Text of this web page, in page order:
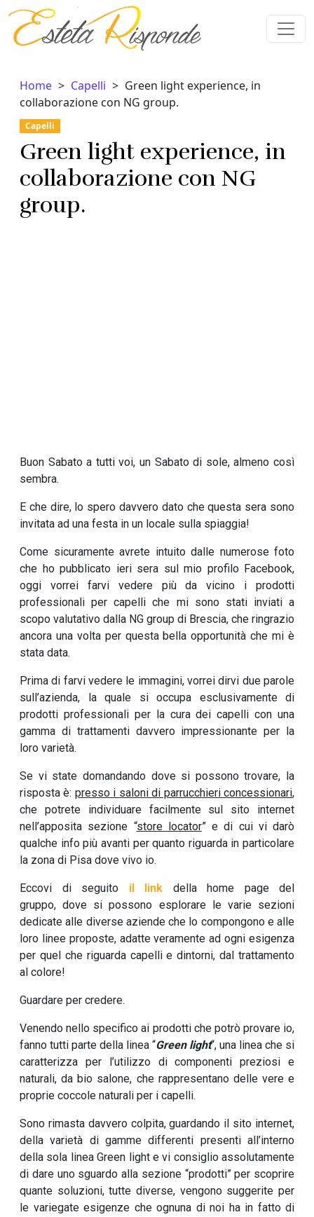
Vai al contenuto
Home Capelli
Green light experience, in
collaborazione con NG group.
Capelli
Green light experience, in
collaborazione con NG
group.
Buon Sabato a tutti voi, un Sabato di sole, almeno così
sembra.
E che dire, lo spero davvero dato che questa sera sono
invitata ad una festa in un locale sulla spiaggia!
Come sicuramente avrete intuito dalle numerose foto
che ho pubblicato ieri sera sul mio profilo Facebook,
oggi vorrei farvi vedere più da vicino i prodotti
professionali per capelli che mi sono stati inviati a
scopo valutativo dalla NG group di Brescia, che ringrazio
ancora una volta per questa bella opportunità che mi è
stata data.
Prima di farvi vedere le immagini, vorrei dirvi due parole
sull’azienda, la quale si occupa esclusivamente di
prodotti professionali per la cura dei capelli con una
gamma di trattamenti davvero impressionante per la
loro varietà.
Se vi state domandando dove si possono trovare, la
risposta è: presso i saloni di parrucchieri concessionari,
che potrete individuare facilmente sul sito internet
nell’apposita sezione “store locator” e di cui vi darò
qualche info più avanti per quanto riguarda in particolare
la zona di Pisa dove vivo io.
Eccovi di seguito il link della home page del
gruppo, dove si possono esplorare le varie sezioni
dedicate alle diverse aziende che lo compongono e alle
loro linee proposte, adatte veramente ad ogni esigenza
per quel che riguarda capelli e dintorni, dal trattamento
al colore!
Guardare per credere.
Venendo nello specifico ai prodotti che potrò provare io,
fanno tutti parte della linea “Green light“, una linea che si
caratterizza per l’utilizzo di componenti preziosi e
naturali, da bio salone, che rappresentano delle vere e
proprie coccole naturali per i capelli.
Sono rimasta davvero colpita, guardando il sito internet,
della varietà di gamme differenti presenti all’interno
della sola linea Green light e vi consiglio assolutamente
di dare uno sguardo alla sezione “prodotti” per scoprire
quante soluzioni, tutte diverse, vengono suggerite per
le variegate esigenze che ognuna di noi ha in fatto di